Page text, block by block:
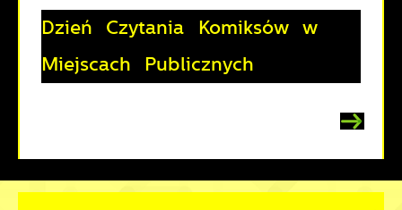
Dzień Czytania Komiksów w
Miejscach Publicznych